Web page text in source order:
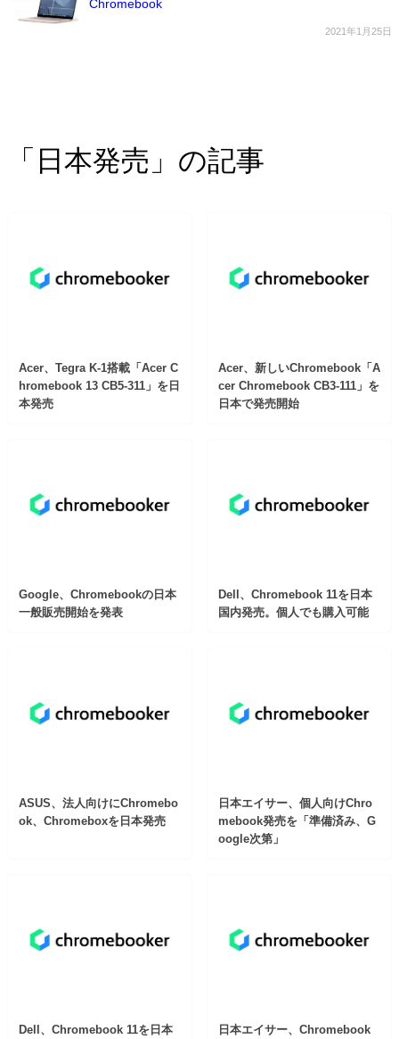
Chromebook
2021年1月25日
「日本発売」の記事
Acer、Tegra K-1搭載「Acer C
hromebook 13 CB5-311」を日
本発売
Acer、新しいChromebook「A
cer Chromebook CB3-111」を
日本で発売開始
Google、Chromebookの日本
一般販売開始を発表
Dell、Chromebook 11を日本
国内発売。個人でも購入可能
ASUS、法人向けにChromebo
ok、Chromeboxを日本発売
日本エイサー、個人向けChro
mebook発売を「準備済み、G
oogle次第」
Dell、Chromebook 11を日本
日本エイサー、Chromebook